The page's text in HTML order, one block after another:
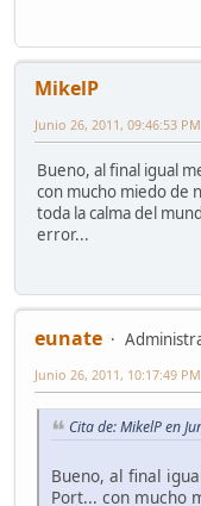
MikelP
Junio 26, 2011, 09:46:53 PM
Bueno, al final igual
con mucho miedo de
toda la calma del
error...
eunate
Junio 26, 2011, 10:17:49 PM
Cita de: MikelP en
Bueno, al final
Port... con mucho